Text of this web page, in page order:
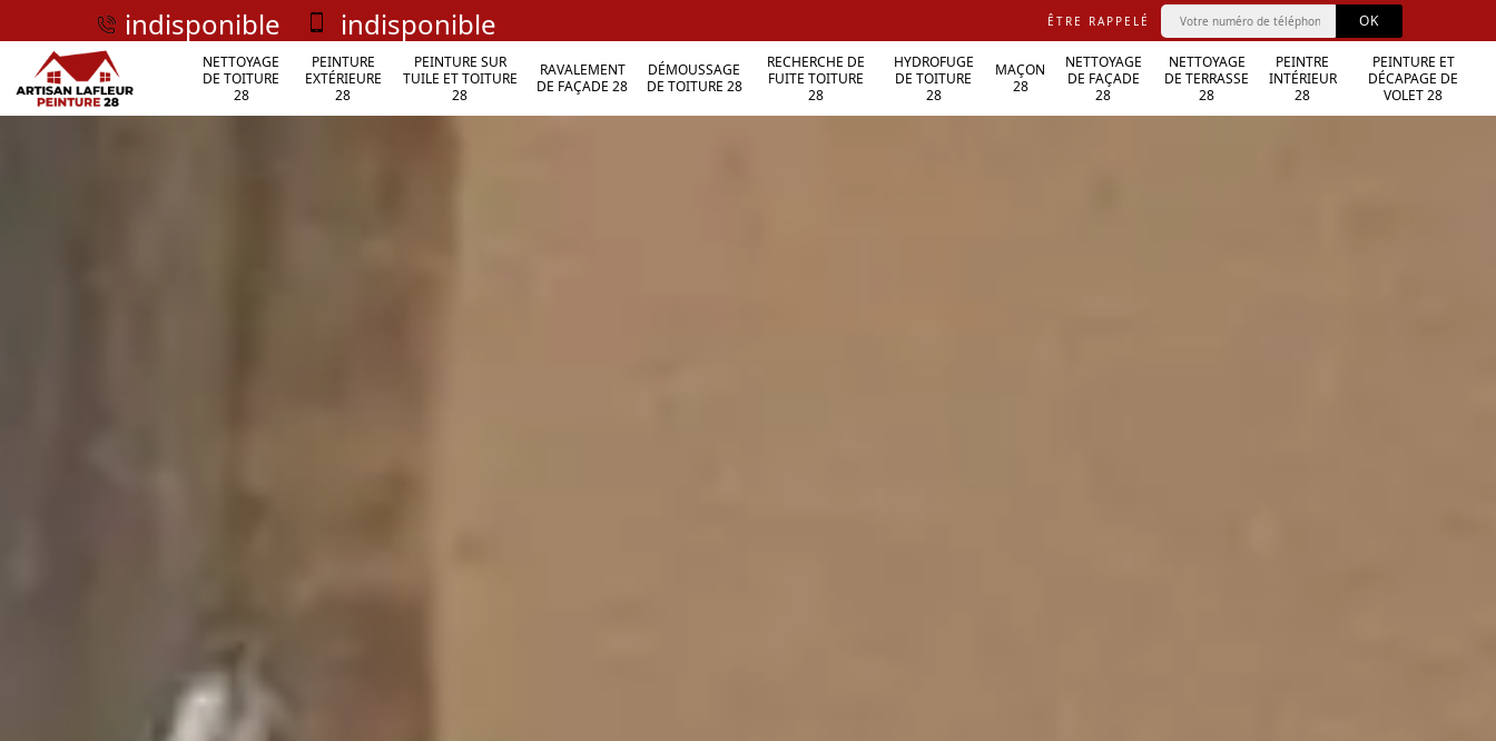
indisponible indisponible ÊTRE RAPPELÉ
NETTOYAGE
DE TOITURE
28
PEINTURE
EXTÉRIEURE
28
PEINTURE SUR
TUILE ET TOITURE
28
RAVALEMENT
DE FAÇADE 28
DÉMOUSSAGE
DE TOITURE 28
RECHERCHE DE
FUITE TOITURE
28
HYDROFUGE
DE TOITURE
28
MAÇON
28
NETTOYAGE
DE FAÇADE
28
NETTOYAGE
DE TERRASSE
28
PEINTRE
INTÉRIEUR
28
PEINTURE ET
DÉCAPAGE DE
VOLET 28